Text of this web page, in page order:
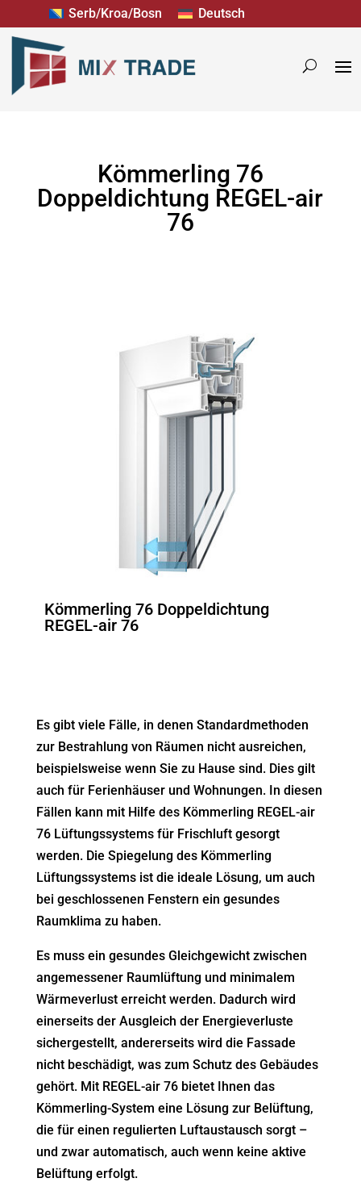
Serb/Kroa/Bosn Deutsch
Kömmerling 76
Doppeldichtung REGEL-air
76
Kömmerling 76 Doppeldichtung
REGEL-air 76
Es gibt viele Fälle, in denen Standardmethoden
zur Bestrahlung von Räumen nicht ausreichen,
beispielsweise wenn Sie zu Hause sind. Dies gilt
auch für Ferienhäuser und Wohnungen. In diesen
Fällen kann mit Hilfe des Kömmerling REGEL-air
76 Lüftungssystems für Frischluft gesorgt
werden. Die Spiegelung des Kömmerling
Lüftungssystems ist die ideale Lösung, um auch
bei geschlossenen Fenstern ein gesundes
Raumklima zu haben.
Es muss ein gesundes Gleichgewicht zwischen
angemessener Raumlüftung und minimalem
Wärmeverlust erreicht werden. Dadurch wird
einerseits der Ausgleich der Energieverluste
sichergestellt, andererseits wird die Fassade
nicht beschädigt, was zum Schutz des Gebäudes
gehört. Mit REGEL-air 76 bietet Ihnen das
Kömmerling-System eine Lösung zur Belüftung,
die für einen regulierten Luftaustausch sorgt –
und zwar automatisch, auch wenn keine aktive
Belüftung erfolgt.